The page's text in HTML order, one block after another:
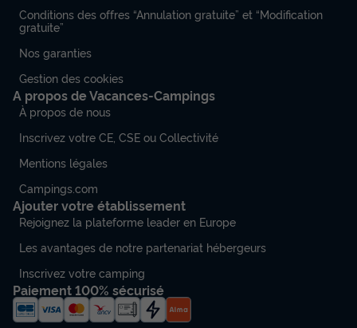
Conditions des offres “Annulation gratuite” et “Modification
gratuite”
Nos garanties
Gestion des cookies
A propos de Vacances-Campings
À propos de nous
Inscrivez votre CE, CSE ou Collectivité
Mentions légales
Campings.com
Ajouter votre établissement
Rejoignez la plateforme leader en Europe
Les avantages de notre partenariat hébergeurs
Inscrivez votre camping
Paiement 100% sécurisé